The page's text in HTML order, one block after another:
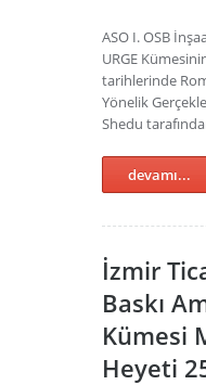
ASO I. OSB
URGE
tarihlerinde
Yönelik
Shedu
devamı...
İzmir
Baskı
Kümesi
Heyeti